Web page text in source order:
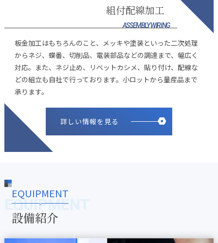
組付配線加工
ASSEMBLY WIRING
板金加工はもちろんのこと、メッキや塗装といった二次処理
からネジ、蝶番、切削品、電装部品などの調達まで、幅広く
対応。また、ネジ止め、リベットカシメ、貼り付け、配線な
どの組立も自社で行っております。小ロットから量産品まで
承ります。
詳しい情報を見る
EQUIPMENT
EQUIPMENT
設備紹介